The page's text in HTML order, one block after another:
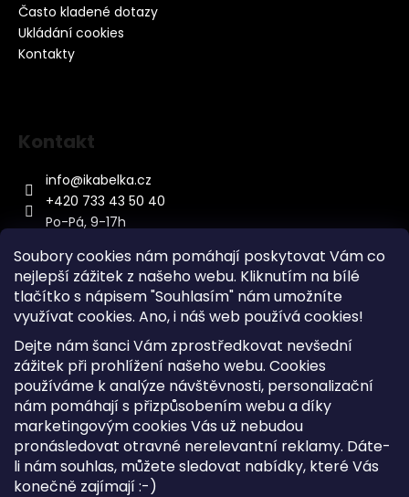
Soubory cookies nám pomáhají poskytovat Vám co
nejlepší zážitek z našeho webu. Kliknutím na bílé
tlačítko s nápisem "Souhlasím" nám umožníte
využívat cookies. Ano, i náš web používá cookies!
Dejte nám šanci Vám zprostředkovat nevšední
zážitek při prohlížení našeho webu. Cookies
používáme k analýze návštěvnosti, personalizační
nám pomáhají s přizpůsobením webu a díky
marketingovým cookies Vás už nebudou
pronásledovat otravné nerelevantní reklamy. Dáte-
li nám souhlas, můžete sledovat nabídky, které Vás
konečně zajímají :-)
Často kladené dotazy
Ukládání cookies
Kontakty
Kontakt
info@ikabelka.cz
+420 733 43 50 40
Po-Pá, 9-17h
Kontakt
Sitemap
Doprava a Platba
Reklamace Zboží
Obchodní podmínky